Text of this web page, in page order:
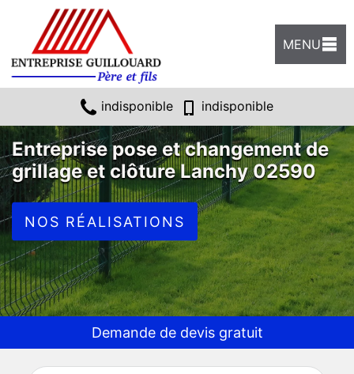
MENU
indisponible indisponible
Entreprise pose et changement de
grillage et clôture Lanchy 02590
NOS RÉALISATIONS
Demande de devis gratuit